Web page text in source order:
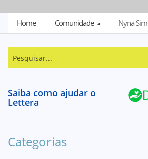
Home Comunidade Nyna
Saiba como ajudar o
Lettera
Categorias